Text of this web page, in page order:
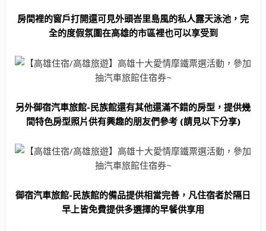
房間裡的窗戶打開還可見外頭峇里島風的私人露天泳池，完
全的度假氛圍在高雄的市區裡也可以享受到
另外御宿汽車旅館-民族館還有其他還滿不錯的房型，提供幾
間特色房型照片供有興趣的朋友們參考 (請見以下分享)
御宿汽車旅館-民族館的備品提供相當完善，凡住宿者於隔日
早上皆免費提供多選擇的早餐供享用